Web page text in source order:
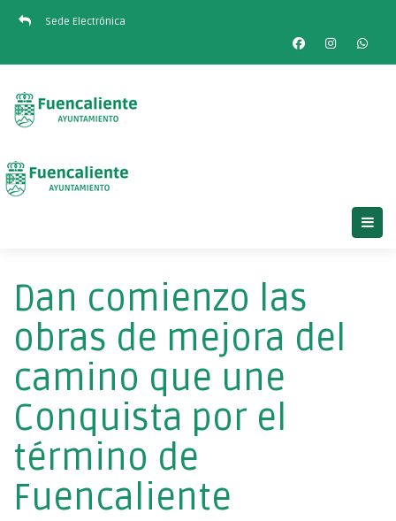
Sede Electrónica
Dan comienzo las
obras de mejora del
camino que une
Conquista por el
término de
Fuencaliente